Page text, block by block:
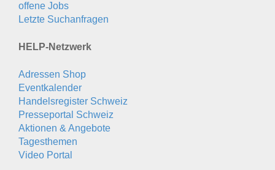
offene Jobs
Letzte Suchanfragen
HELP-Netzwerk
Adressen Shop
Eventkalender
Handelsregister Schweiz
Presseportal Schweiz
Aktionen & Angebote
Tagesthemen
Video Portal